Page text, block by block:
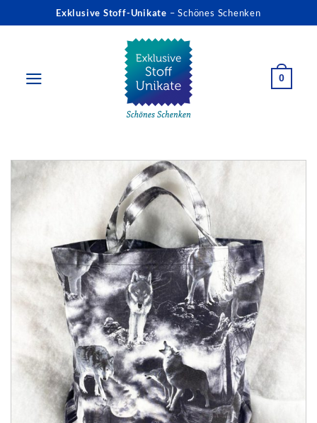
Inhalt
Exklusive Stoff-Unikate – Schönes Schenken
0